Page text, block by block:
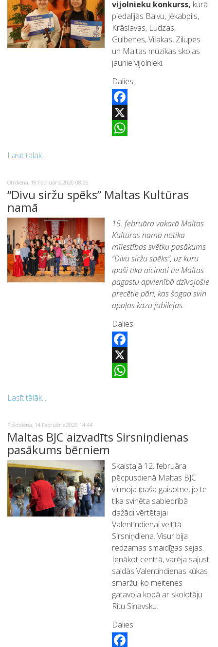
vijolnieku konkurss, kurā
piedalījās Balvu, Jēkabpils,
Krāslavas, Ludzas,
Gulbenes, Viļakas, Zilupes
un Maltas mūzikas skolas
jaunie vijolnieki.
Dalies:
Facebook
X
Lasīt tālāk...
Otrdiena, 18 Februāris 2020 08:26
“Divu siržu spēks” Maltas Kultūras
namā
15. februāra vakarā Maltas
Kultūras namā notika
mīlestības svētku pasākums
“Divu siržu spēks”, uz kuru
īpaši tika aicināti tie Maltas
pagastu apvienībā dzīvojošie
precētie pāri, kas šogad svin
apaļas kāzu jubilejas.
Dalies:
Facebook
X
Lasīt tālāk...
Piektdiena, 14 Februāris 2020 14:44
Maltas BJC aizvadīts Sirsniņdienas
pasākums bērniem
Skaistajā 12. februāra
pēcpusdienā Maltas BJC
virmoja īpaša gaisotne, jo te
tika svinēta sabiedrībā
dažādi vērtētajai
Valentīndienai veltītā
Sirsniņdiena. Visur bija
redzamas smaidīgas sejas.
Ienākot centrā, varēja sajust
saldās Valentīndienas kūkas
smaržu, ko meitenes
gatavoja kopā ar skolotāju
Ritu Siņavsku.
Dalies: